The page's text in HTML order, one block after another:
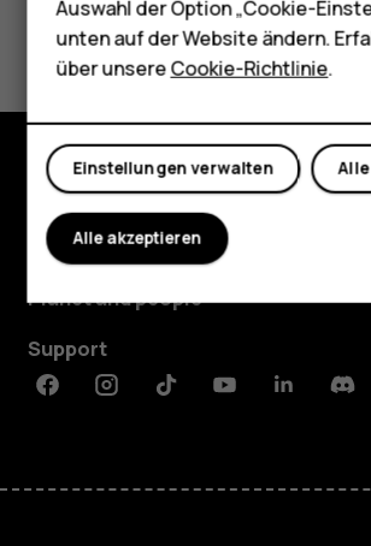
Tablets
Shop
Mein Konto
Did you find this helpful?
Shop
Über
Planet and people
Support
FacebookInstagramTiktokYoutubeLinkedin
Auswahl der Option „Cookie-
unten auf der Website ändern.
über unsereCookie-Richtlinie.
Einstellungen verwalten
Alle akzeptieren